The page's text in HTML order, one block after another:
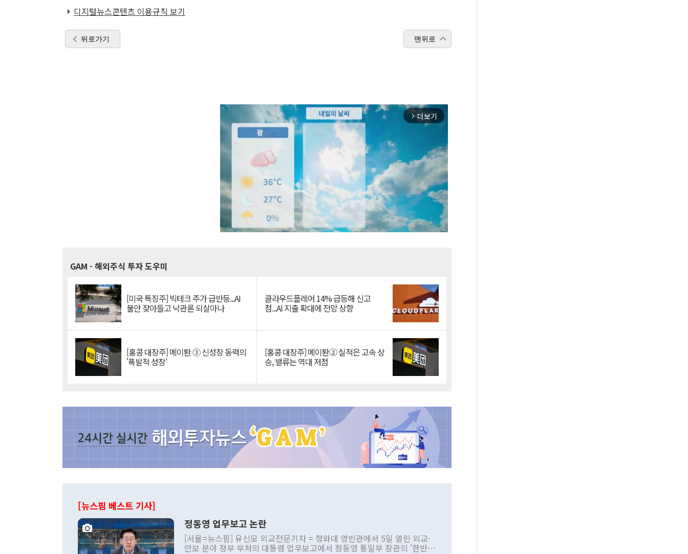
디지털뉴스콘텐츠 이용규칙 보기
뒤로가기 맨위로
arrow_forward_ios 더보기
GAM - 해외주식 투자 도우미
[미국 특징주] 빅테크 주가 급반등...AI
불안 잦아들고 낙관론 되살아나
클라우드플레어 14% 급등해 신고
점...AI 지출 확대에 전망 상향
[홍콩 대장주] 메이퇀 ③ 신성장 동력의
'폭발적 성장'
[홍콩 대장주] 메이퇀② 실적은 고속 상
승, 밸류는 역대 저점
[뉴스핌 베스트 기사]
정동영 업무보고 논란
[서울=뉴스핌] 유신모 외교전문기자 = 청와대 영빈관에서 5일 열린 외교·
안보 분야 정부 부처의 대통령 업무보고에서 정동영 통일부 장관의 '한반도